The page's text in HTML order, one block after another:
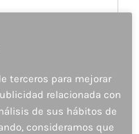
terceros para mejorar
relacionada con
de sus hábitos de
consideramos que